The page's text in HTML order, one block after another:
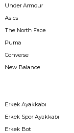
Under Armour
Asics
The North Face
Puma
Converse
New Balance
Erkek Ayakkabı
Erkek Spor Ayakkabı
Erkek Bot